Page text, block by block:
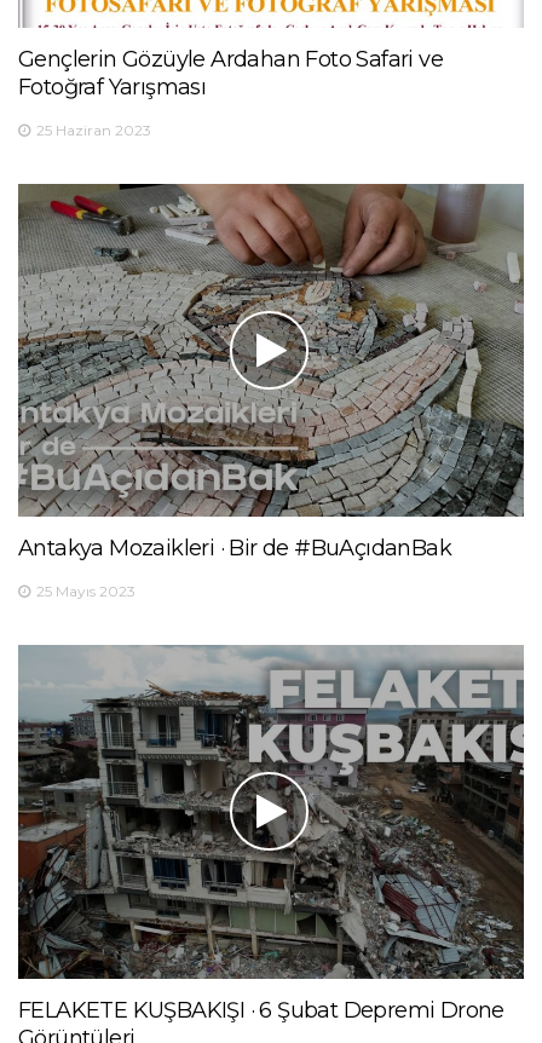
Gençlerin Gözüyle Ardahan Foto Safari ve
Fotoğraf Yarışması
25 Haziran 2023
Antakya Mozaikleri · Bir de #BuAçıdanBak
25 Mayıs 2023
FELAKETE KUŞBAKIŞI · 6 Şubat Depremi Drone
Görüntüleri